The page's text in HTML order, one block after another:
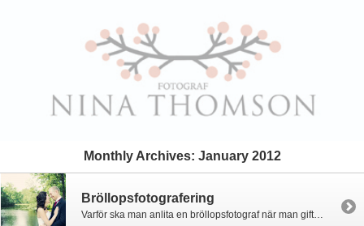
Monthly Archives: January 2012
Bröllopsfotografering
Varför ska man anlita en bröllopsfotograf när man gifter sig? Många av gästerna brukar ju ha med sig fina kameror och fota med under dagen. Och dyrt är det också. Eller? Nedan länkar jag till 2 väldigt tänkvärda bloggposter. Läs dem gärna! * Tips när man letar bröllopsfotograf * En bröllopsinvestering